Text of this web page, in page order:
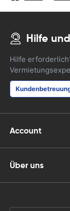
Hilfe
Hilfe
Account
Über uns